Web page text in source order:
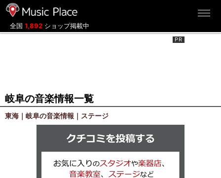
全国 1,892 ショップ掲載中
岐阜の音楽情報一覧
東海｜岐阜の音楽情報｜ステージ